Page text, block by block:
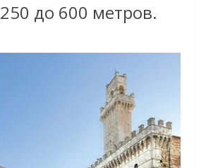
до 600 метров.